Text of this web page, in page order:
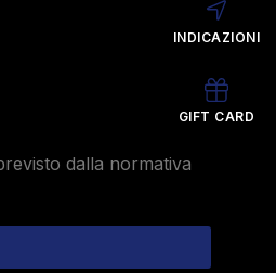
INDICAZIONI
GIFT CARD
dalla normativa